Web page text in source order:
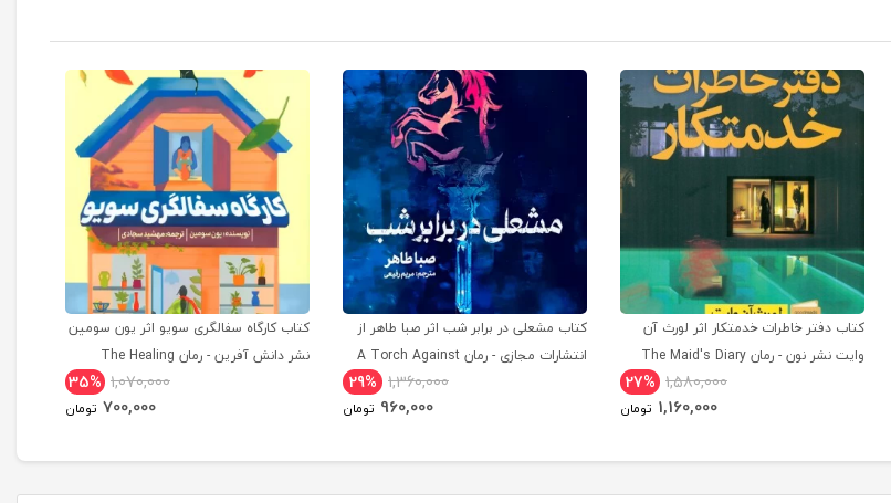
کتاب دفتر خاطرات خدمتکار اثر لورث آن
وایت نشر نون - رمان The Maid's Diary
27% 1,580,000
1,160,000 تومان
کتاب مشعلی در برابر شب اثر صبا طاهر از
انتشارات مجازی - رمان A Torch Against
29% 1,360,000
960,000 تومان
کتاب کارگاه سفالگری سویو اثر یون سومین
نشر دانش آفرین - رمان The Healing
35% 1,070,000
700,000 تومان